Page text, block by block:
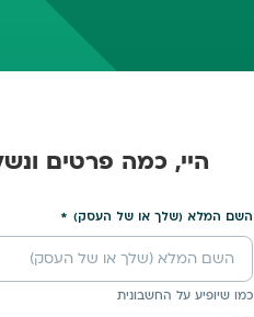
היי, כמה פרטים
השם המלא (שלך או של העסק)
כמו שיופיע על החשבונית